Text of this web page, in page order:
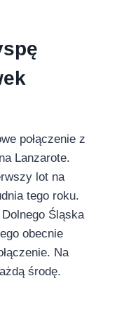
połączenie z
Lanzarote.
lot na
tego roku.
Śląska
obecnie
Na
środę.